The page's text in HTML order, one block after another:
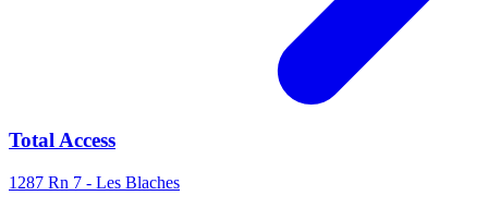
Total Access
1287 Rn 7 - Les Blaches